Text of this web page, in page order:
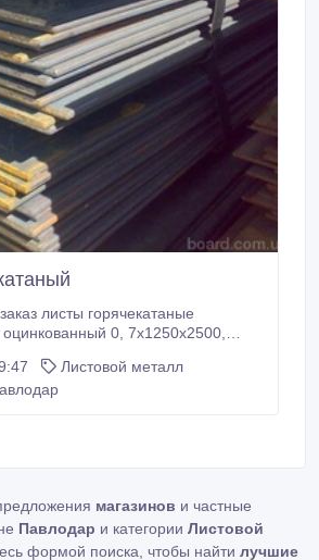
листы горячекатаные
0, 7х1250х2500,
5 мм
3, 09Г2С 14 мм
сталь 3 16 мм
Листовой металл
магазинов и частные
Павлодар и категории Листовой
формой поиска, чтобы найти лучшие